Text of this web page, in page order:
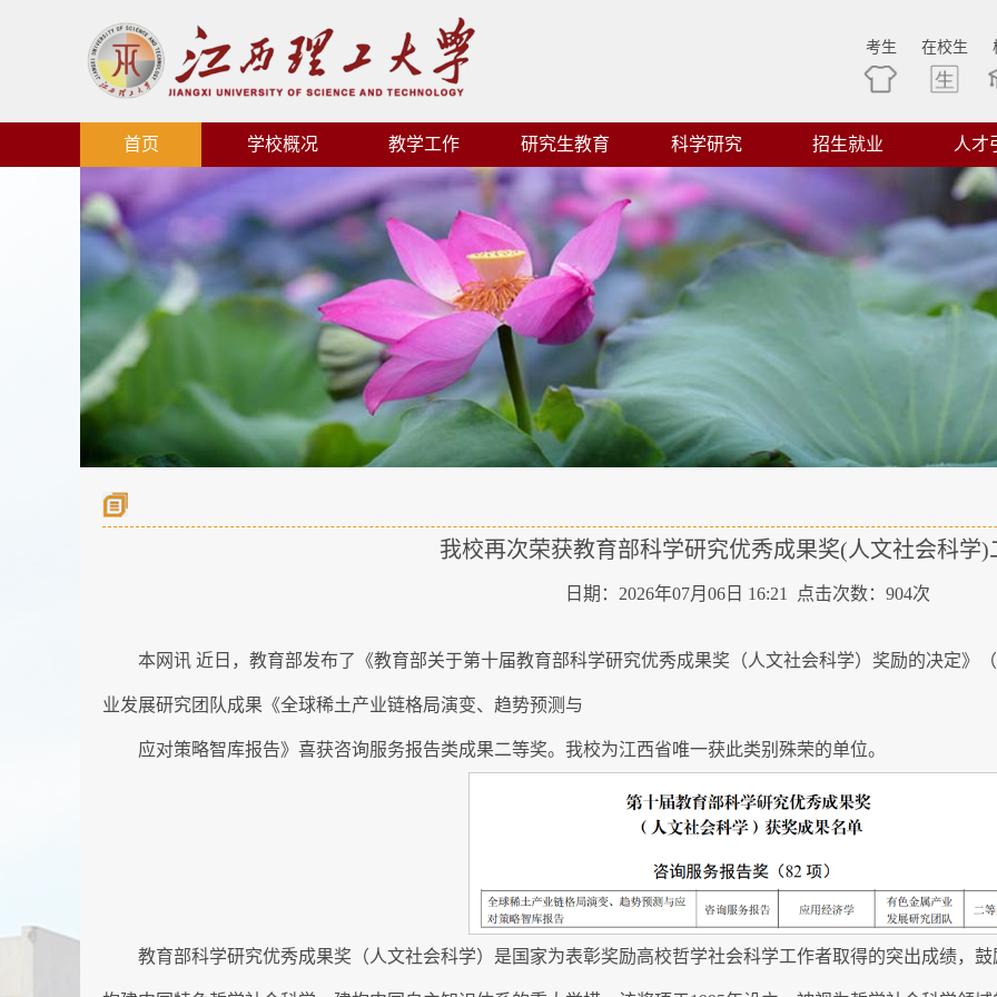
考生 在校生
首页 学校概况 教学工作 研究生教育 科学研究 招生就业 人才
我校再次荣获教育部科学研究优秀成果奖(人文社会科学)
日期：2026年07月06日 16:21 点击次数： 904次
本网讯 近日，教育部发布了《教育部关于第十届教育部科学研究优秀成果奖（人文社会科学）奖励的决定》
业发展研究团队成果《全球稀土产业链格局演变、趋势预测与
应对策略智库报告》喜获咨询服务报告类成果二等奖。我校为江西省唯一获此类别殊荣的单位。
教育部科学研究优秀成果奖（人文社会科学）是国家为表彰奖励高校哲学社会科学工作者取得的突出成绩，